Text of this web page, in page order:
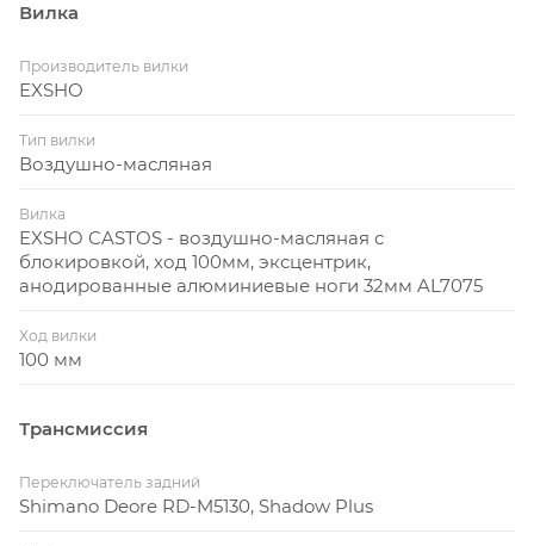
– Компоненты Code – широкий руль 760 мм, вынос
двухболтовым креплением, грипсы с замком и
седло Code-265.
Вилка
Производитель вилки
EXSHO
Тип вилки
Воздушно-масляная
Вилка
EXSHO CASTOS - воздушно-масляная с
блокировкой, ход 100мм, эксцентрик,
анодированные алюминиевые ноги 32мм AL7075
Ход вилки
100 мм
Трансмиссия
Переключатель задний
Shimano Deore RD-M5130, Shadow Plus